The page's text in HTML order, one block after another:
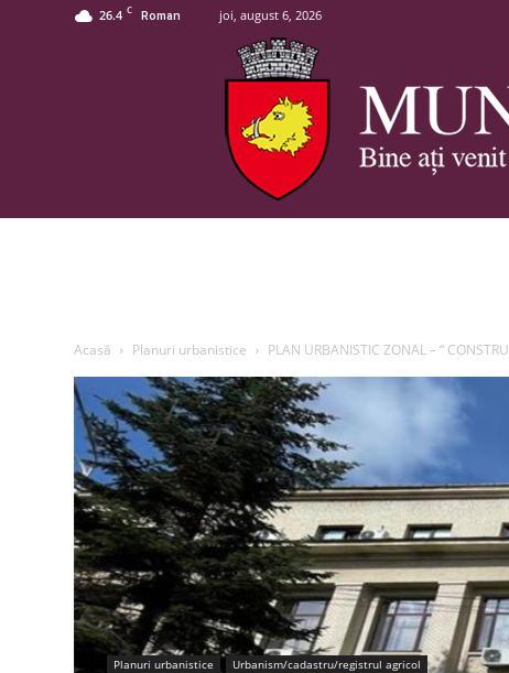
26.4 C Roman joi, august 6, 2026
Acasă Planuri urbanistice PLAN URBANISTIC ZONAL – “
Planuri urbanistice Urbanism/cadastru/registrul agricol